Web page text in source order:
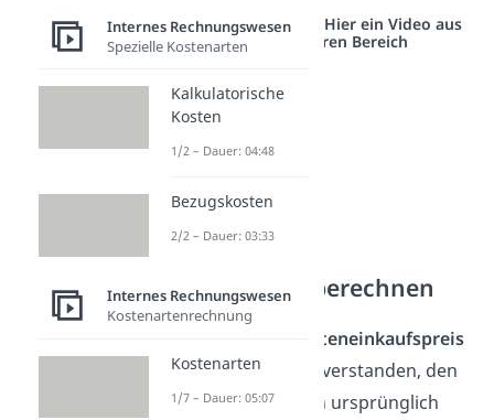
Studyflix vernetzt: Hier ein Video aus
einem anderen Bereich
Bezugspreis berechnen
Listeneinkaufspreis
wird der Preis verstanden, den
die Lieferanten ursprünglich
Internes Rechnungswesen
Spezielle Kostenarten
Kalkulatorische
Kosten
1/2 – Dauer: 04:48
Bezugskosten
2/2 – Dauer: 03:33
Internes Rechnungswesen
Kostenartenrechnung
Kostenarten
1/7 – Dauer: 05:07